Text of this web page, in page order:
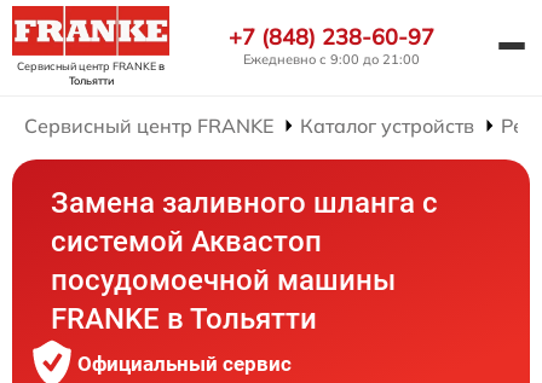
Сервисный центр FRANKEв
Тольятти
+7 (848) 238-60-97
Ежедневно с 9:00 до 21:00
Сервисный центр FRANKE Каталог устройств
Замена заливного шланга с
системой Аквастоп
посудомоечной машины
FRANKE в Тольятти
Официальный сервис